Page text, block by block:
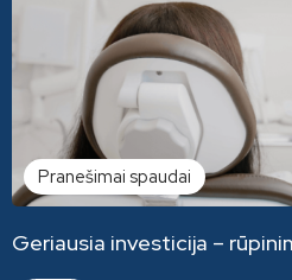
Pranešimai spaudai
Geriausia investicija –